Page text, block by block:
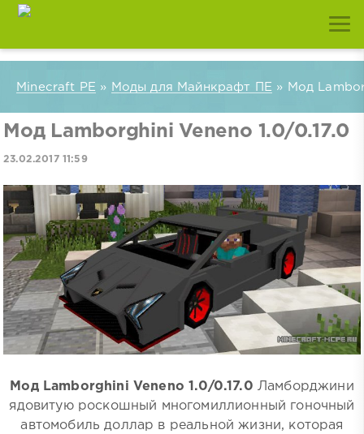
Minecraft PE » Моды для Майнкрафт ПЕ » Мод
Мод Lamborghini Veneno 1.0/0.17.0
23.02.2017 11:59
Мод Lamborghini Veneno 1.0/0.17.0 Ламборджини
ядовитую роскошный многомиллионный гоночный
автомобиль доллар в реальной жизни, которая